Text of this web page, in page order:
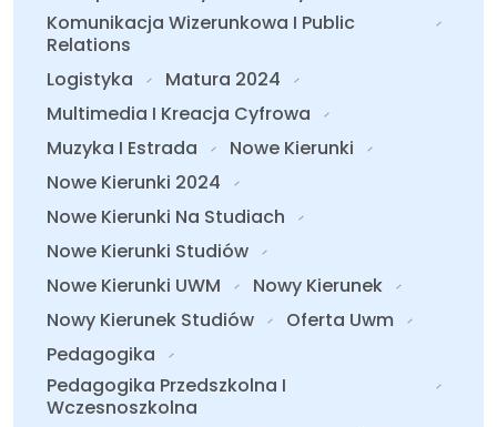
Komunikacja Wizerunkowa I Public
Relations
Logistyka
Matura 2024
Multimedia I Kreacja Cyfrowa
Muzyka I Estrada
Nowe Kierunki
Nowe Kierunki 2024
Nowe Kierunki Na Studiach
Nowe Kierunki Studiów
Nowe Kierunki UWM
Nowy Kierunek
Nowy Kierunek Studiów
Oferta Uwm
Pedagogika
Pedagogika Przedszkolna I
Wczesnoszkolna